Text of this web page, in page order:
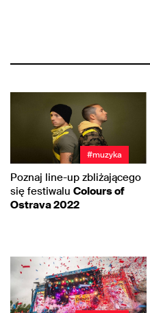
#muzyka
Poznaj line-up zbliżającego
się festiwalu Colours of
Ostrava 2022